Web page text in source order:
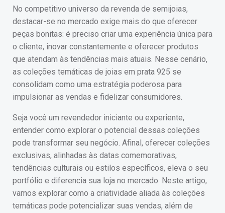
No competitivo universo da revenda de semijoias,
destacar-se no mercado exige mais do que oferecer
peças bonitas: é preciso criar uma experiência única para
o cliente, inovar constantemente e oferecer produtos
que atendam às tendências mais atuais. Nesse cenário,
as coleções temáticas de joias em prata 925 se
consolidam como uma estratégia poderosa para
impulsionar as vendas e fidelizar consumidores.
Seja você um revendedor iniciante ou experiente,
entender como explorar o potencial dessas coleções
pode transformar seu negócio. Afinal, oferecer coleções
exclusivas, alinhadas às datas comemorativas,
tendências culturais ou estilos específicos, eleva o seu
portfólio e diferencia sua loja no mercado. Neste artigo,
vamos explorar como a criatividade aliada às coleções
temáticas pode potencializar suas vendas, além de